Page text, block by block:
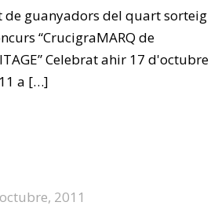
de guanyadors del quart sorteig
“CrucigraMARQ de
Celebrat ahir 17 d'octubre
a […]
2011